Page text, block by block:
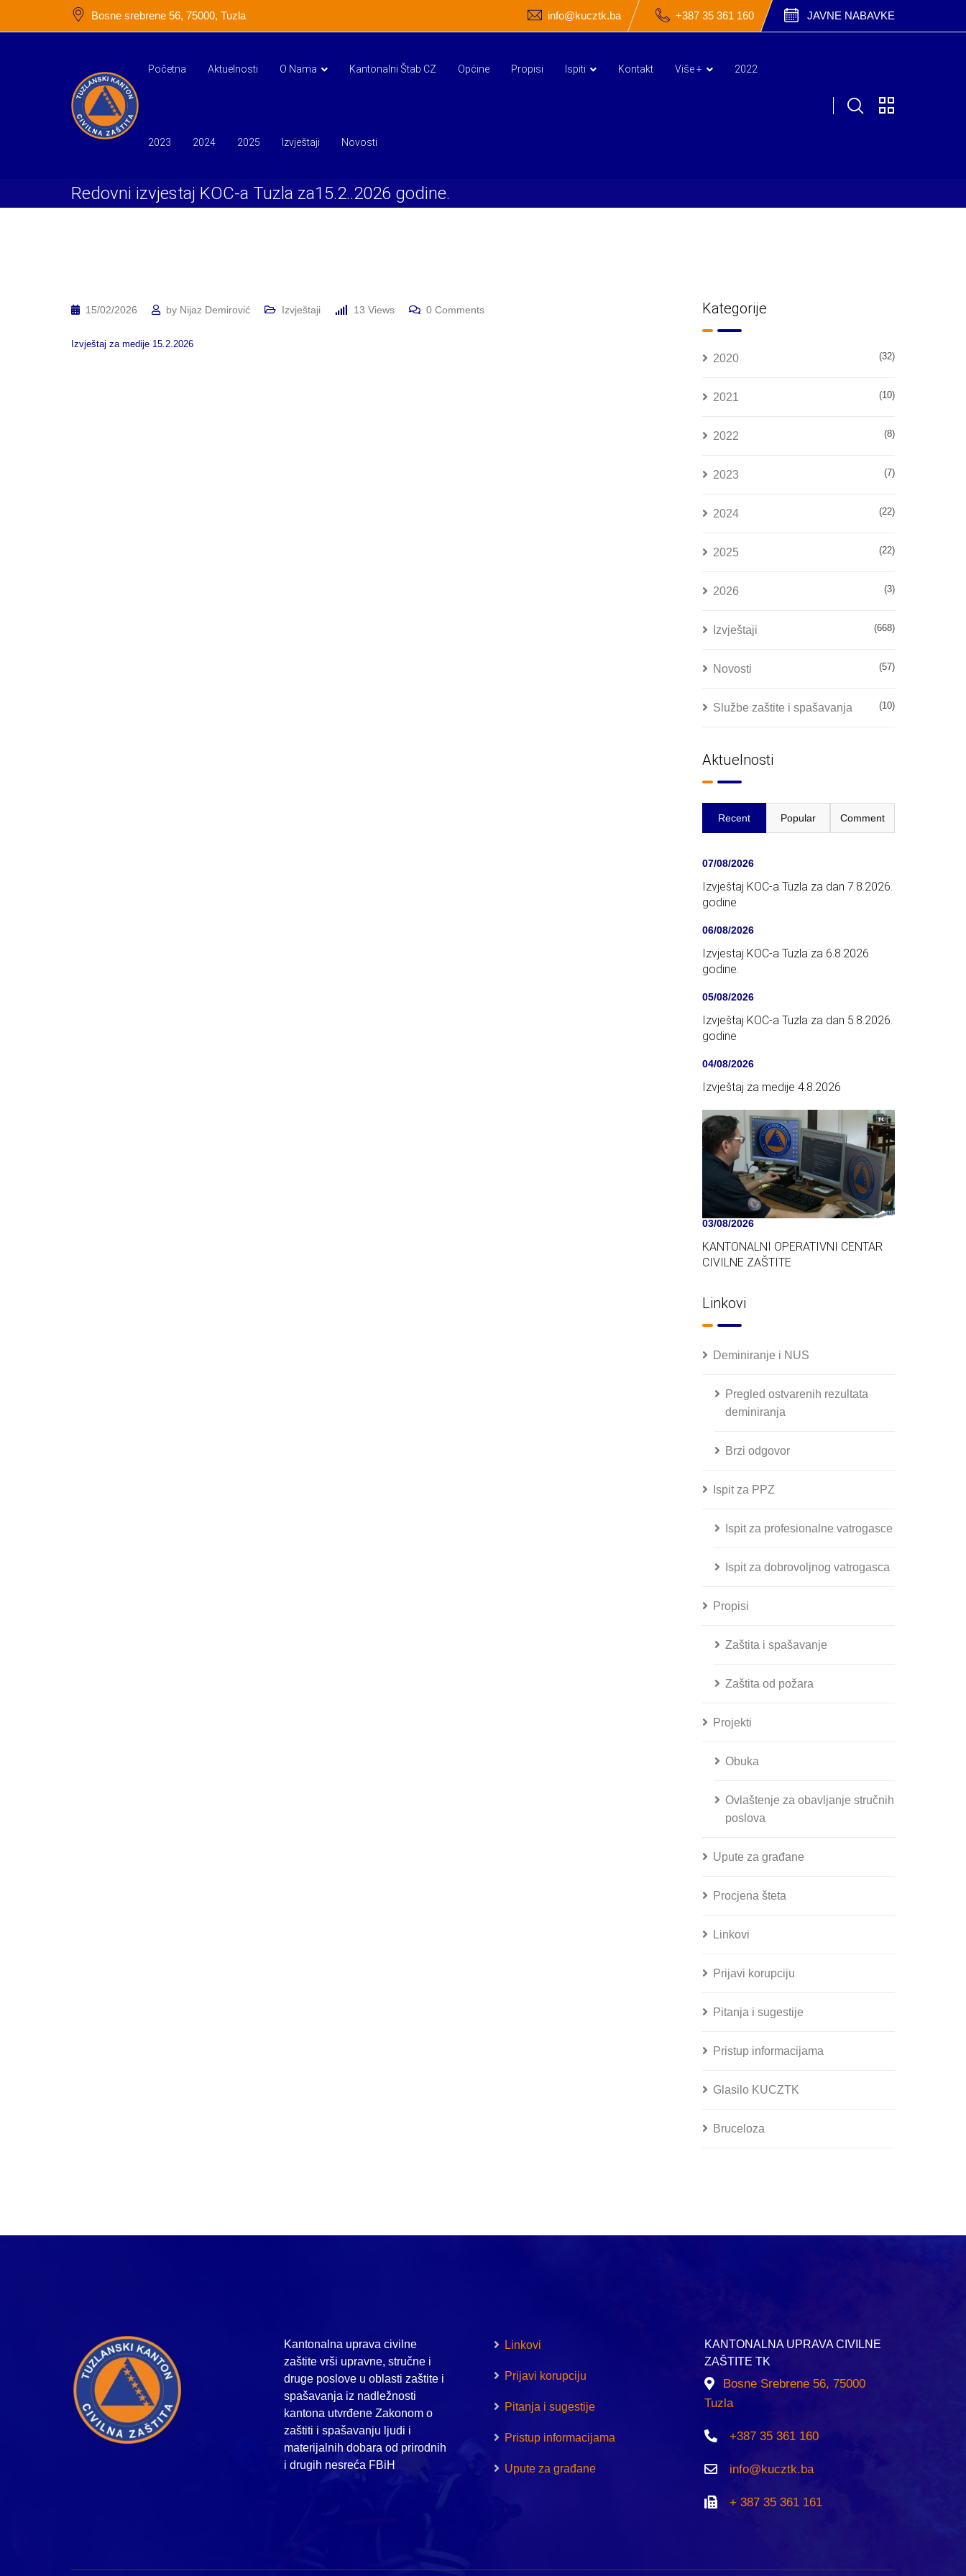
Bosne srebrene 56, 75000, Tuzla info@kucztk.ba +387 35 361 160 JAVNE NABAVKE
Početna Aktuelnosti O Nama Kantonalni Štab CZ Općine Propisi Ispiti Kontakt Više + 2022
2023 2024 2025 Izvještaji Novosti
Redovni izvjestaj KOC-a Tuzla za15.2..2026 godine.
15/02/2026 by Nijaz Demirović Izvještaji 13 Views 0 Comments
Izvještaj za medije 15.2.2026
Kategorije
2020 (32)
2021 (10)
2022 (8)
2023 (7)
2024 (22)
2025 (22)
2026 (3)
Izvještaji (668)
Novosti (57)
Službe zaštite i spašavanja (10)
Aktuelnosti
Recent Popular Comment
07/08/2026
Izvještaj KOC-a Tuzla za dan 7.8.2026.
godine
06/08/2026
Izvjestaj KOC-a Tuzla za 6.8.2026
godine.
05/08/2026
Izvještaj KOC-a Tuzla za dan 5.8.2026.
godine
04/08/2026
Izvještaj za medije 4.8.2026
03/08/2026
KANTONALNI OPERATIVNI CENTAR
CIVILNE ZAŠTITE
Linkovi
Deminiranje i NUS
Pregled ostvarenih rezultata
deminiranja
Brzi odgovor
Ispit za PPZ
Ispit za profesionalne vatrogasce
Ispit za dobrovoljnog vatrogasca
Propisi
Zaštita i spašavanje
Zaštita od požara
Projekti
Obuka
Ovlaštenje za obavljanje stručnih
poslova
Upute za građane
Procjena šteta
Linkovi
Prijavi korupciju
Pitanja i sugestije
Pristup informacijama
Glasilo KUCZTK
Bruceloza
Kantonalna uprava civilne
zaštite vrši upravne, stručne i
druge poslove u oblasti zaštite i
spašavanja iz nadležnosti
kantona utvrđene Zakonom o
zaštiti i spašavanju ljudi i
materijalnih dobara od prirodnih
i drugih nesreća FBiH
Linkovi
Prijavi korupciju
Pitanja i sugestije
Pristup informacijama
Upute za građane
KANTONALNA UPRAVA CIVILNE
ZAŠTITE TK
Bosne Srebrene 56, 75000
Tuzla
+387 35 361 160
info@kucztk.ba
+ 387 35 361 161